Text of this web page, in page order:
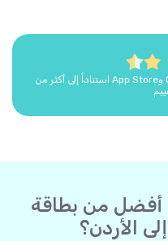
4.5/5 متوسط التقييم على Google Play وApp Store استناداً إلى أكثر من
ما الذي يجعل Yolla أفضل من بطاقة
الأردن؟